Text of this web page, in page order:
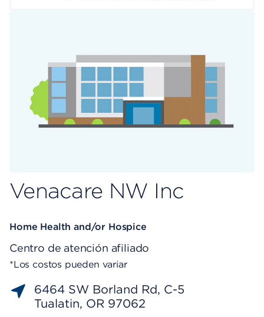
Venacare NW Inc
Home Health and/or Hospice
Centro de atención afiliado
*Los costos pueden variar
6464 SW Borland Rd, C-5
Tualatin, OR 97062